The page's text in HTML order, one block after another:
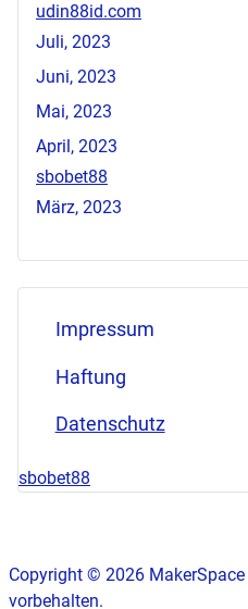
udin88id.com
Juli, 2023
Juni, 2023
Mai, 2023
April, 2023
sbobet88
März, 2023
Impressum
Haftung
Datenschutz
sbobet88
Copyright © 2026 MakerSpace
vorbehalten.